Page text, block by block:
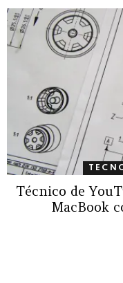
Técnico de
MacBook